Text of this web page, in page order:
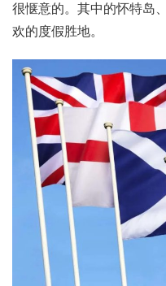
很惬意的。其中的怀特岛
欢的度假胜地。